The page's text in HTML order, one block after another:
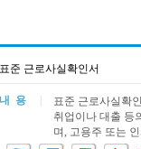
표준 근로사실확인서
내 용
표준 근로사실확
취업이나 대출 등
며, 고용주 또는